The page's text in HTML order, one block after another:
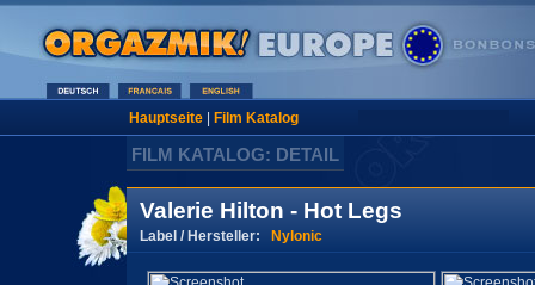
Hauptseite| Film Katalog
FILM KATALOG: DETAIL
Valerie Hilton - Hot Legs
Label / Hersteller: Nylonic